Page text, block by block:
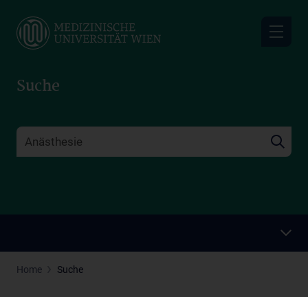
main
Suche
Home Suche